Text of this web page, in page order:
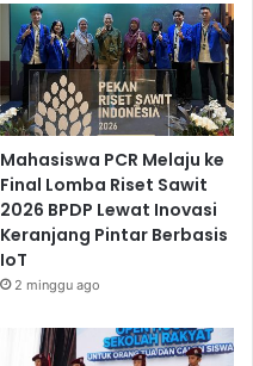
Mahasiswa PCR Melaju ke
Final Lomba Riset Sawit
2026 BPDP Lewat Inovasi
Keranjang Pintar Berbasis
IoT
2 minggu ago